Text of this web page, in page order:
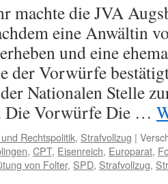
machte die JVA
eine Anwältin
und eine
der Vorwürfe
Nationalen Stelle
Die Vorwürfe Die …
Rechtspolitik, Strafvollzug |
, CPT, Eisenreich, Europarat,
von Folter, SPD, Strafvollzug,